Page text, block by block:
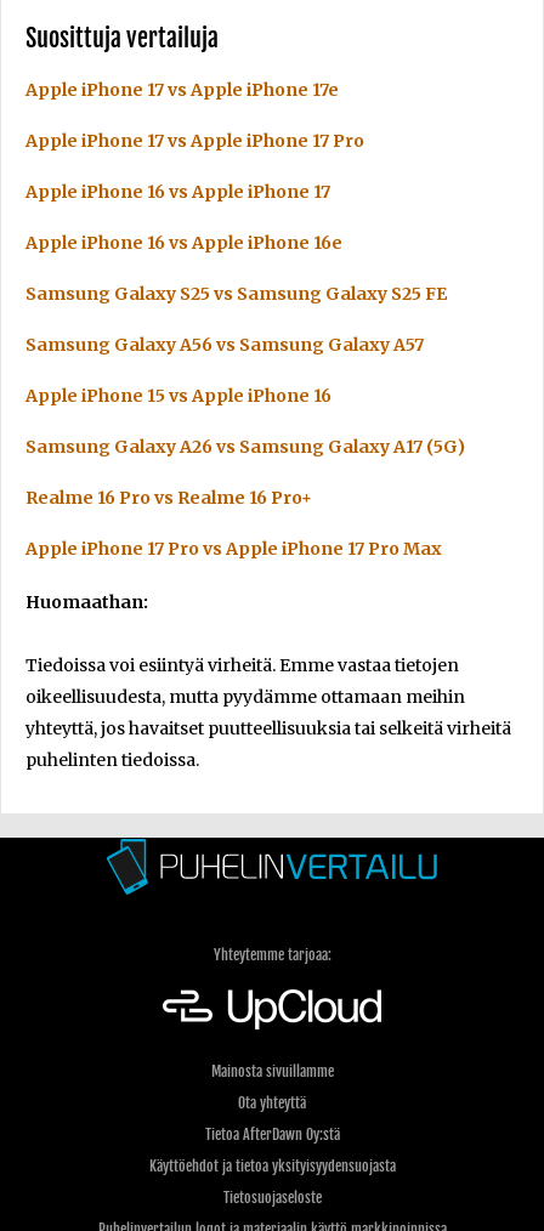
Suosittuja vertailuja
Apple iPhone 17 vs Apple iPhone 17e
Apple iPhone 17 vs Apple iPhone 17 Pro
Apple iPhone 16 vs Apple iPhone 17
Apple iPhone 16 vs Apple iPhone 16e
Samsung Galaxy S25 vs Samsung Galaxy S25 FE
Samsung Galaxy A56 vs Samsung Galaxy A57
Apple iPhone 15 vs Apple iPhone 16
Samsung Galaxy A26 vs Samsung Galaxy A17 (5G)
Realme 16 Pro vs Realme 16 Pro+
Apple iPhone 17 Pro vs Apple iPhone 17 Pro Max
Huomaathan:
Tiedoissa voi esiintyä virheitä. Emme vastaa tietojen
oikeellisuudesta, mutta pyydämme ottamaan meihin
yhteyttä, jos havaitset puutteellisuuksia tai selkeitä virheitä
puhelinten tiedoissa.
Yhteytemme tarjoaa:
Mainosta sivuillamme
Ota yhteyttä
Tietoa AfterDawn Oy:stä
Käyttöehdot ja tietoa yksityisyydensuojasta
Tietosuojaseloste